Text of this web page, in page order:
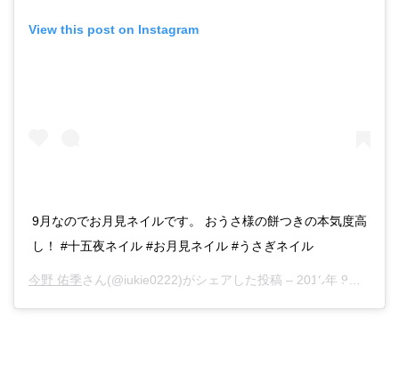
View this post on Instagram
9月なのでお月見ネイルです。 おうさ様の餅つきの本気度高
し！ #十五夜ネイル #お月見ネイル #うさぎネイル
今野 佑季さん(@iukie0222)がシェアした投稿 – 2018年 9月月9日午前5時34分PDT